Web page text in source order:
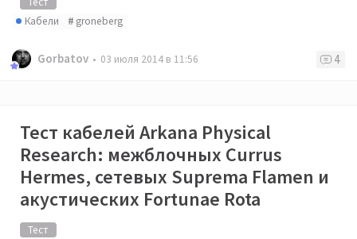
Кабели
groneberg
Gorbatov 03 июля 2014 в 11:56 4
Тест кабелей Arkana Physical
Research: межблочных Currus
Hermes, сетевых Suprema Flamen и
акустических Fortunae Rota
Тест